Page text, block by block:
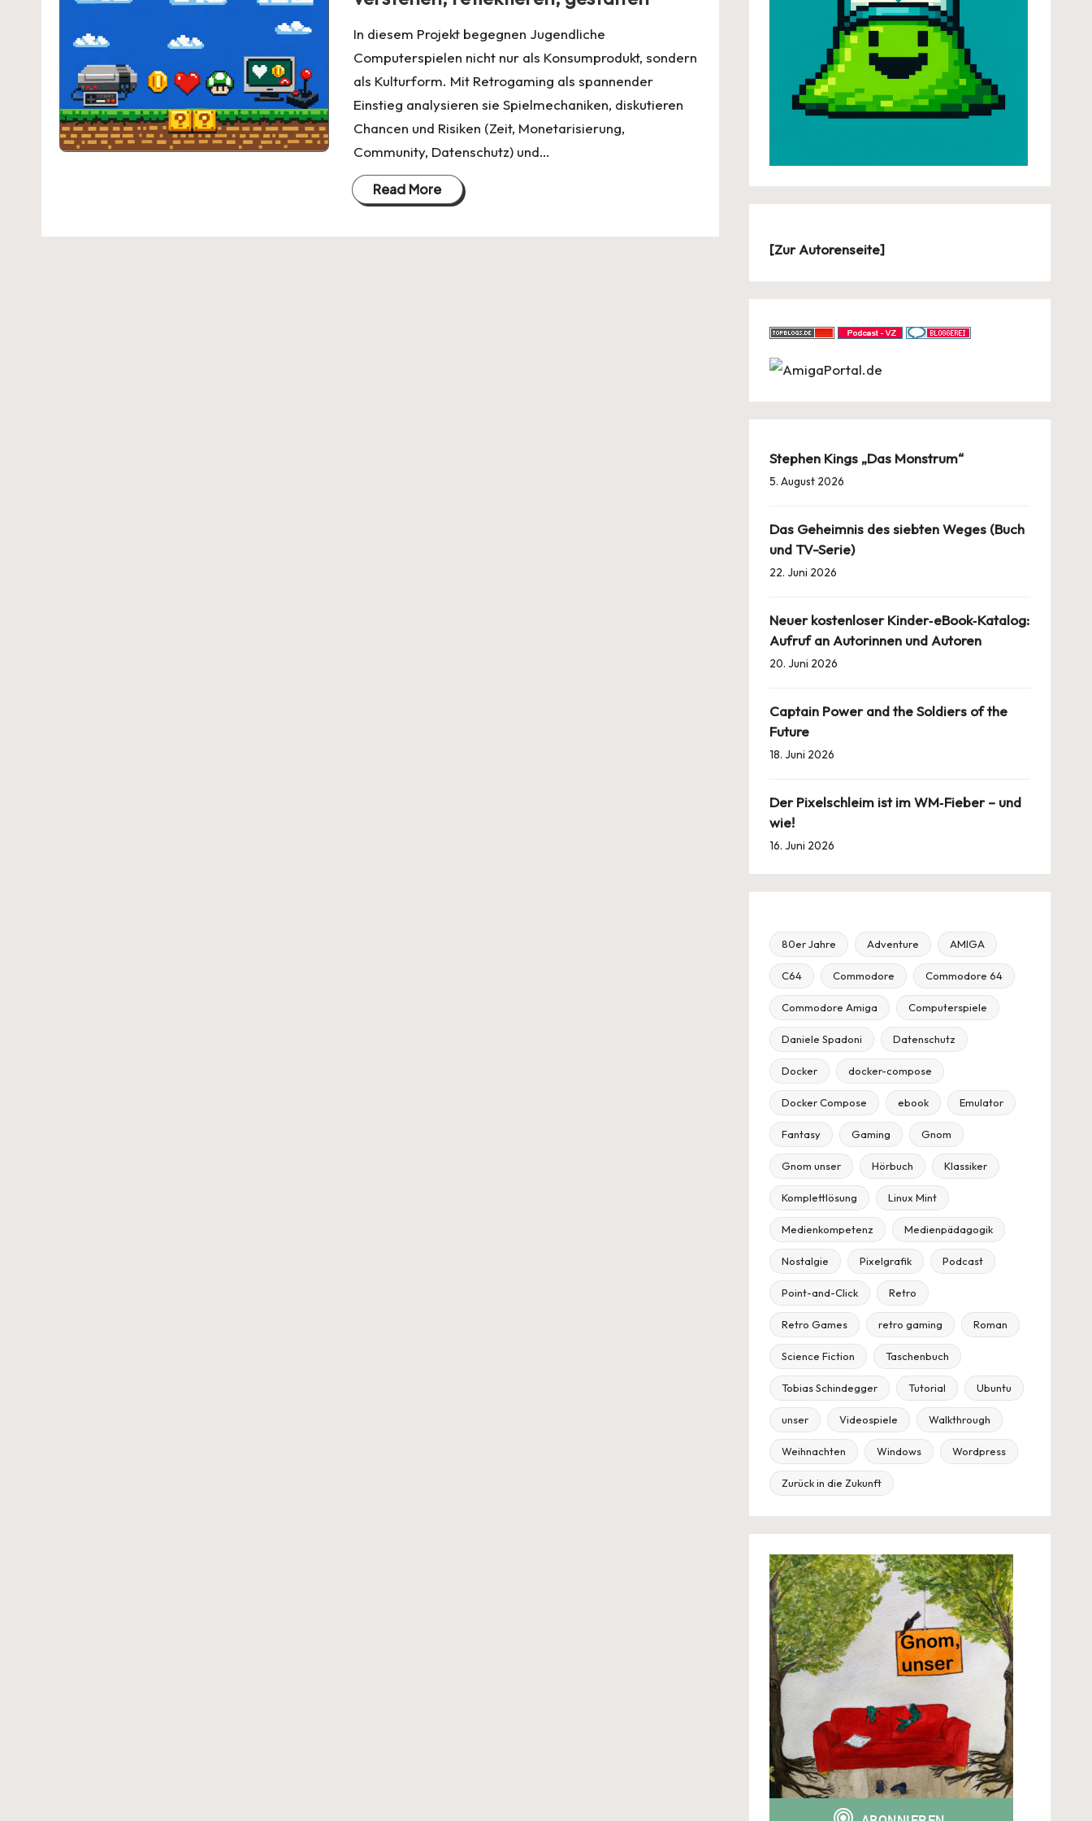
In diesem Projekt begegnen Jugendliche
Computerspielen nicht nur als Konsumprodukt, sondern
als Kulturform. Mit Retrogaming als spannender
Einstieg analysieren sie Spielmechaniken, diskutieren
Chancen und Risiken (Zeit, Monetarisierung,
Community, Datenschutz) und…
Read More
[Zur Autorenseite]
Stephen Kings „Das Monstrum“
5. August 2026
Das Geheimnis des siebten Weges (Buch
und TV-Serie)
22. Juni 2026
Neuer kostenloser Kinder‑eBook‑Katalog:
Aufruf an Autorinnen und Autoren
20. Juni 2026
Captain Power and the Soldiers of the
Future
18. Juni 2026
Der Pixelschleim ist im WM‑Fieber – und
wie!
16. Juni 2026
80er Jahre Adventure AMIGA
C64 Commodore Commodore 64
Commodore Amiga Computerspiele
Daniele Spadoni Datenschutz
Docker docker-compose
Docker Compose ebook Emulator
Fantasy Gaming Gnom
Gnom unser Hörbuch Klassiker
Komplettlösung Linux Mint
Medienkompetenz Medienpädagogik
Nostalgie Pixelgrafik Podcast
Point-and-Click Retro
Retro Games retro gaming Roman
Science Fiction Taschenbuch
Tobias Schindegger Tutorial Ubuntu
unser Videospiele Walkthrough
Weihnachten Windows Wordpress
Zurück in die Zukunft